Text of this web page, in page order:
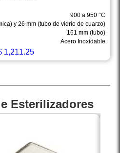
900 a 950 °C
y 26 mm (tubo de vidrio de cuarzo)
161 mm (tubo)
Acero Inoxidable
1,211.25
Esterilizadores